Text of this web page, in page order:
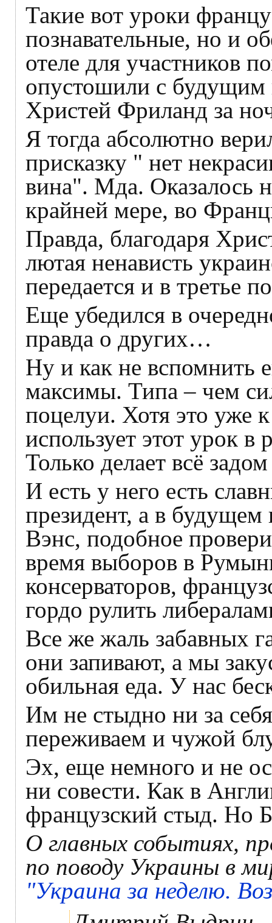
Такие вот уроки
познавательные, но и
отеле для участников
опустошили с
Христей Фриланд за
Я тогда абсолютно
присказку " нет
вина". Мда. Оказалось
крайней мере, во
Правда, благодаря
лютая ненависть
передается и в третье
Еще убедился в
правда о других…
Ну и как не вспомнить
максимы. Типа – чем
поцелуи. Хотя это уже
использует этот урок
Только делает всё
И есть у него есть
президент, а в
Вэнс, подобное
время выборов в
консерваторов,
гордо рулить
Все же жаль забавных
они запивают, а мы
обильная еда. У нас
Им не стыдно ни за
переживаем и чужой
Эх, еще немного и не
ни совести. Как в
французский стыд. Но
О главных событиях,
по поводу Украины в
"Украина за неделю.